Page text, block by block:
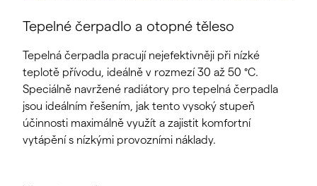
Tepelné čerpadlo a otopné těleso
Tepelná čerpadla pracují nejefektivněji při nízké
teplotě přívodu, ideálně v rozmezí 30 až 50 °C.
Speciálně navržené radiátory pro tepelná čerpadla
jsou ideálním řešením, jak tento vysoký stupeň
účinnosti maximálně využít a zajistit komfortní
vytápění s nízkými provozními náklady.